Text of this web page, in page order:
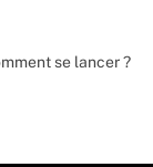
se lancer ?